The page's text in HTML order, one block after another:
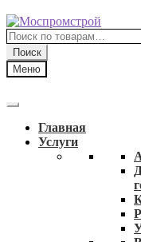
Перейти
к
навигации
Перейти
к
содержимому
Искать:
Поиск
Меню
Главная
Услуги